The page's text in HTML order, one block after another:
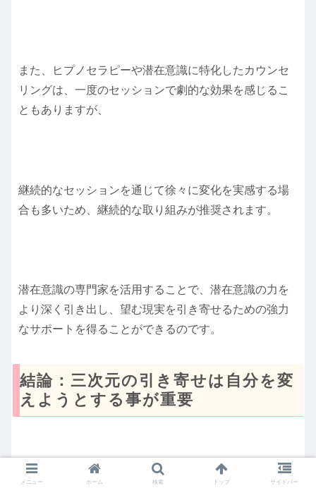
また、ヒプノセラピーや潜在意識に特化したカウンセ
リングは、一度のセッションで劇的な効果を感じるこ
ともありますが、
継続的なセッションを通じて徐々に変化を実感する場
合も多いため、継続的な取り組みが推奨されます。
潜在意識の専門家を活用することで、潜在意識の力を
より深く引き出し、望む現実を引き寄せるための強力
なサポートを得ることができるのです。
結論：三次元の引き寄せは自分を変
えようとする事が重要
潜在意識を活用した引き寄せの法則は、わたしたちの
メニュー ホーム 検索 トップ サイドバー